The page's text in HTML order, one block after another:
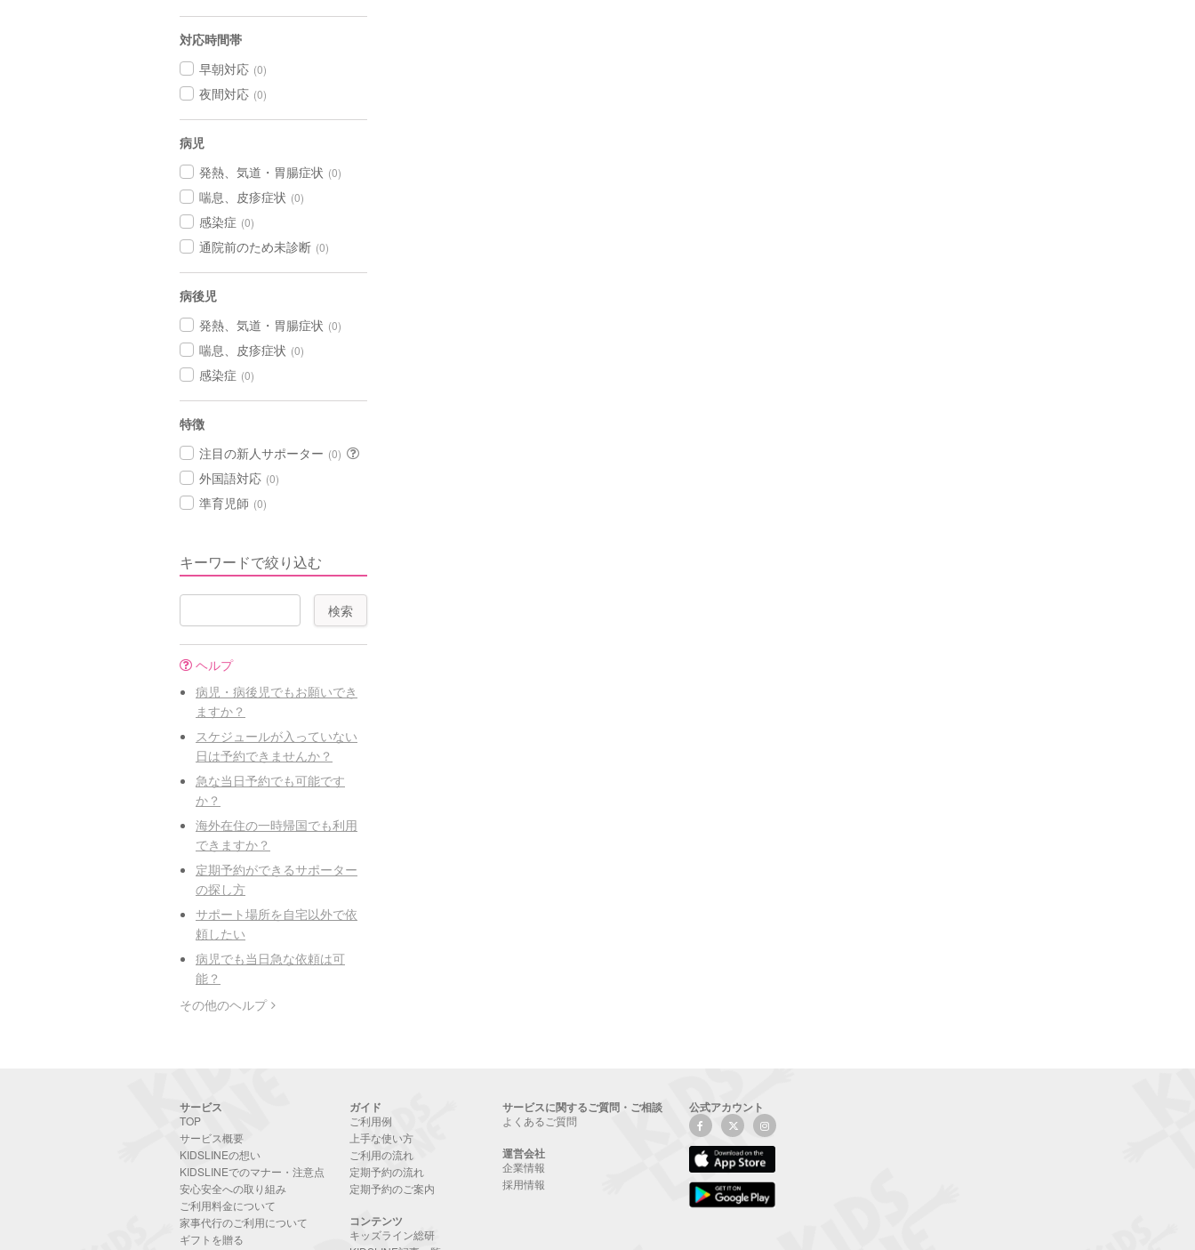
対応時間帯
早朝対応 (0)
夜間対応 (0)
病児
発熱、気道・胃腸症状 (0)
喘息、皮疹症状 (0)
感染症 (0)
通院前のため未診断 (0)
病後児
発熱、気道・胃腸症状 (0)
喘息、皮疹症状 (0)
感染症 (0)
特徴
注目の新人サポーター (0)
外国語対応 (0)
準育児師 (0)
キーワードで絞り込む
ヘルプ
病児・病後児でもお願いでき
ますか？
スケジュールが入っていない
日は予約できませんか？
急な当日予約でも可能です
か？
海外在住の一時帰国でも利用
できますか？
定期予約ができるサポーター
の探し方
サポート場所を自宅以外で依
頼したい
病児でも当日急な依頼は可
能？
その他のヘルプ
サービス
TOP
サービス概要
KIDSLINEの想い
KIDSLINEでのマナー・注意点
安心安全への取り組み
ご利用料金について
家事代行のご利用について
ギフトを贈る
ガイド
ご利用例
上手な使い方
ご利用の流れ
定期予約の流れ
定期予約のご案内
コンテンツ
キッズライン総研
サービスに関するご質問・ご相談
よくあるご質問
運営会社
企業情報
採用情報
公式アカウント